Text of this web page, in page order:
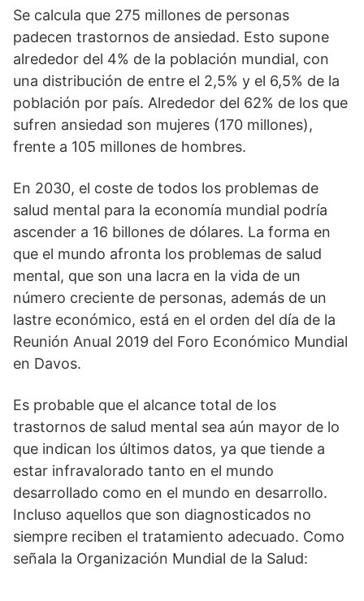
Se calcula que 275 millones de personas
padecen trastornos de ansiedad. Esto supone
alrededor del 4% de la población mundial, con
una distribución de entre el 2,5% y el 6,5% de la
población por país. Alrededor del 62% de los que
sufren ansiedad son mujeres (170 millones),
frente a 105 millones de hombres.
En 2030, el coste de todos los problemas de
salud mental para la economía mundial podría
ascender a 16 billones de dólares. La forma en
que el mundo afronta los problemas de salud
mental, que son una lacra en la vida de un
número creciente de personas, además de un
lastre económico, está en el orden del día de la
Reunión Anual 2019 del Foro Económico Mundial
en Davos.
Es probable que el alcance total de los
trastornos de salud mental sea aún mayor de lo
que indican los últimos datos, ya que tiende a
estar infravalorado tanto en el mundo
desarrollado como en el mundo en desarrollo.
Incluso aquellos que son diagnosticados no
siempre reciben el tratamiento adecuado. Como
señala la Organización Mundial de la Salud: